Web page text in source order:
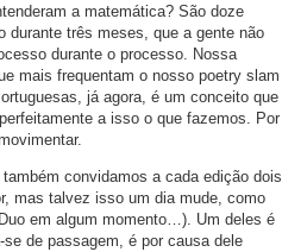
a matemática? São doze
durante três meses, que a gente não
durante o processo. Nossa
mais frequentam o nosso poetry slam
já agora, é um conceito que
a isso o que fazemos. Por
convidamos a cada edição dois
mas talvez isso um dia mude, como
em algum momento…). Um deles é
de passagem, é por causa dele